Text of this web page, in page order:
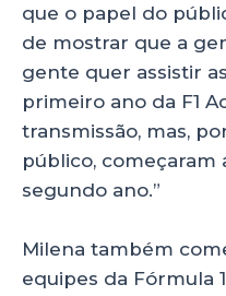
que o papel do
de mostrar que a
gente quer assistir
primeiro ano da F1
transmissão, mas,
público,
segundo ano.”
Milena também
equipes da Fórmula